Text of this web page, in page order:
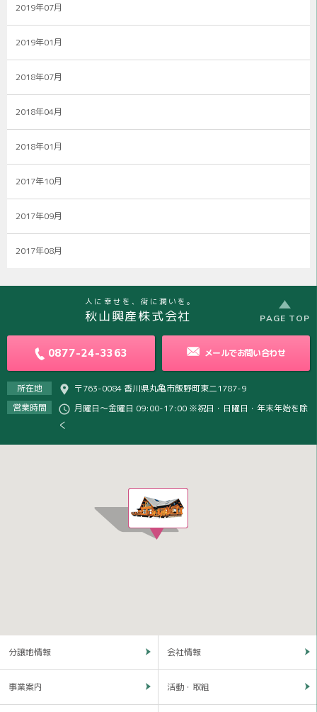
2019年07月
2019年01月
2018年07月
2018年04月
2018年01月
2017年10月
2017年09月
2017年08月
人に幸せを、街に潤いを。
秋山興産株式会社
所在地
〒763-0084 香川県丸亀市飯野町東二1787-9
営業時間
月曜日～金曜日 09:00-17:00 ※祝日・日曜日・年末年始を除
く
0877-24-3363 メールでお問い合わせ
PAGE TOP
分譲地情報 会社情報
事業案内 活動・取組